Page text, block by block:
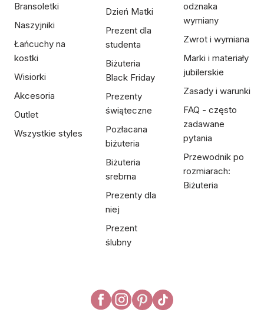
Bransoletki
Naszyjniki
Łańcuchy na
kostki
Wisiorki
Akcesoria
Outlet
Wszystkie styles
Dzień Matki
Prezent dla
studenta
Biżuteria
Black Friday
Prezenty
świąteczne
Pozłacana
biżuteria
Biżuteria
srebrna
Prezenty dla
niej
Prezent
ślubny
odznaka
wymiany
Zwrot i wymiana
Marki i materiały
jubilerskie
Zasady i warunki
FAQ - często
zadawane
pytania
Przewodnik po
rozmiarach:
Biżuteria